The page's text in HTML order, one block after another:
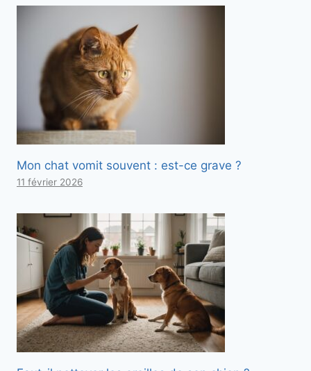
Mon chat vomit souvent : est-ce grave ?
11 février 2026